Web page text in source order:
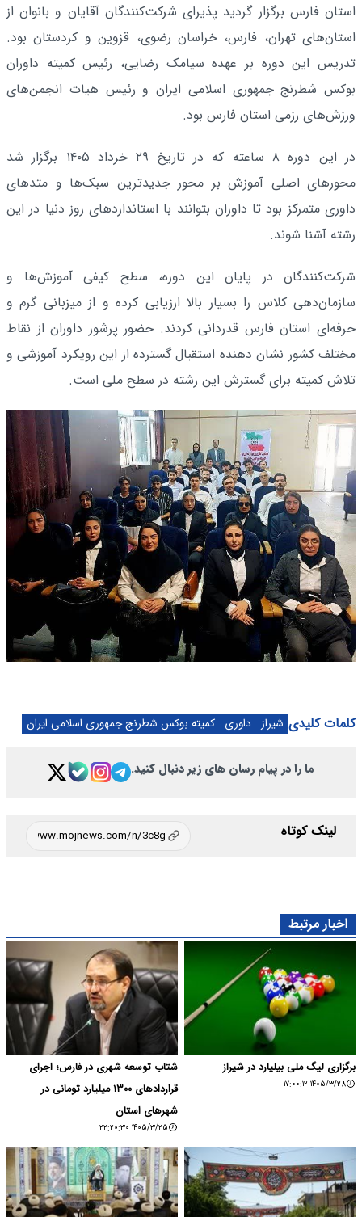
استان فارس برگزار گردید پذیرای شرکت‌کنندگان آقایان و بانوان از
استان‌های تهران، فارس، خراسان رضوی، قزوین و کردستان بود.
تدریس این دوره بر عهده سیامک رضایی، رئیس کمیته داوران
بوکس شطرنج جمهوری اسلامی ایران و رئیس هیات انجمن‌های
ورزش‌های رزمی استان فارس بود.
در این دوره ۸ ساعته که در تاریخ ۲۹ خرداد ۱۴۰۵ برگزار شد
محورهای اصلی آموزش بر محور جدیدترین سبک‌ها و متدهای
داوری متمرکز بود تا داوران بتوانند با استانداردهای روز دنیا در این
رشته آشنا شوند.
شرکت‌کنندگان در پایان این دوره، سطح کیفی آموزش‌ها و
سازمان‌دهی کلاس را بسیار بالا ارزیابی کرده و از میزبانی گرم و
حرفه‌ای استان فارس قدردانی کردند. حضور پرشور داوران از نقاط
مختلف کشور نشان‌ دهنده استقبال گسترده از این رویکرد آموزشی و
تلاش کمیته برای گسترش این رشته در سطح ملی است.
کلمات کلیدی شیراز داوری کمیته بوکس شطرنج جمهوری اسلامی ایران
ما را در پیام رسان های زیر دنبال کنید.
لینک کوتاه
اخبار مرتبط
برگزاری لیگ ملی بیلیارد در شیراز
۱۴۰۵/۳/۲۸ ۱۷:۰۰:۱۲
شتاب توسعه شهری در فارس؛ اجرای
قراردادهای ۱۳۰۰ میلیارد تومانی در
شهرهای استان
۱۴۰۵/۳/۲۵ ۲۲:۲۰:۳۰